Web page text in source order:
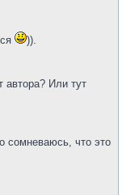
)).
Или тут
сомневаюсь, что это